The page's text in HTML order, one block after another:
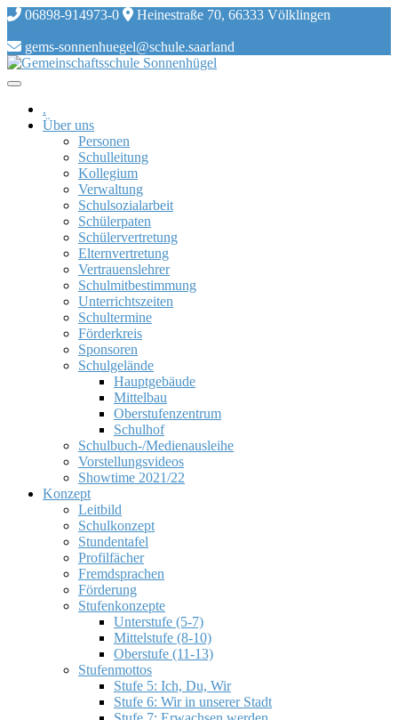
Skip
content
06898-914973-0 Heinestraße 70, 66333 Völklingen
gems-sonnenhuegel@schule.saarland
.
Über uns
Personen
Schulleitung
Kollegium
Verwaltung
Schulsozialarbeit
Schülerpaten
Schülervertretung
Elternvertretung
Vertrauenslehrer
Schulmitbestimmung
Unterrichtszeiten
Schultermine
Förderkreis
Sponsoren
Schulgelände
Hauptgebäude
Mittelbau
Oberstufenzentrum
Schulhof
Schulbuch-/Medienausleihe
Vorstellungsvideos
Showtime 2021/22
Konzept
Leitbild
Schulkonzept
Stundentafel
Profilfächer
Fremdsprachen
Förderung
Stufenkonzepte
Unterstufe (5-7)
Mittelstufe (8-10)
Oberstufe (11-13)
Stufenmottos
Stufe 5: Ich, Du, Wir
Stufe 6: Wir in unserer Stadt